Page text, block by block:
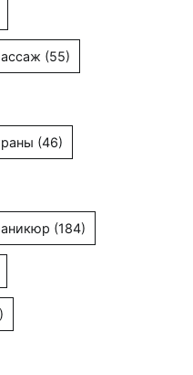
(55)
(46)
(184)